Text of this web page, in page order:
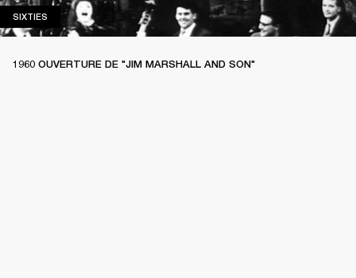
SIXTIES SIXTIES
1960 OUVERTURE DE "JIM MARSHALL AND SON"